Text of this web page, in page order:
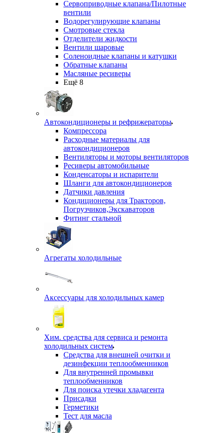
Сервоприводные клапана/Пилотные
вентили
Водорегулирующие клапаны
Смотровые стекла
Отделители жидкости
Вентили шаровые
Соленоидные клапаны и катушки
Обратные клапаны
Масляные ресиверы
Ещё 8
Автокондиционеры и рефрижераторы
Компрессора
Расходные материалы для
автокондиционеров
Вентиляторы и моторы вентиляторов
Ресиверы автомобильные
Конденсаторы и испарители
Шланги для автокондиционеров
Датчики давления
Кондиционеры для Тракторов,
Погрузчиков,Экскаваторов
Фитинг стальной
Агрегаты холодильные
Аксессуары для холодильных камер
Хим. средства для сервиса и ремонта
холодильных систем
Средства для внешней очитки и
дезинфекции теплообменников
Для внутренней промывки
теплообменников
Для поиска утечки хладагента
Присадки
Герметики
Тест для масла